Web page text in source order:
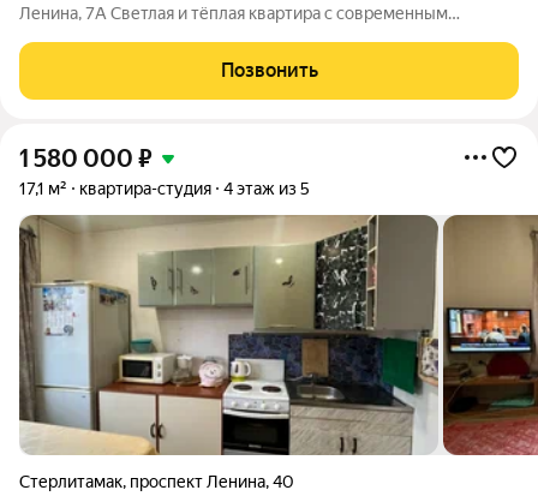
Ленина, 7А Светлая и тёплая квартира с современным
планировка формата студии: кухня объединена с жилой зоной,
что создаёт ощущение простора.
Позвонить
1 580 000 ₽
17,1 м² квартира-студия 4 этаж из 5
Стерлитамак, проспект Ленина,40